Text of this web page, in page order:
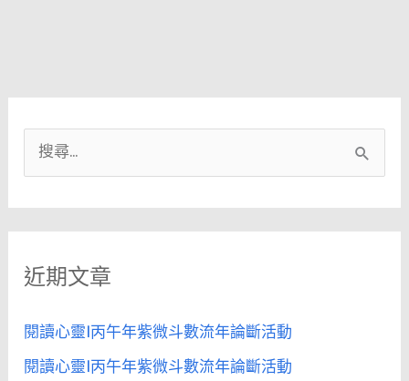
尋
關
字
近期文章
閱讀心靈|丙午年紫微斗數流年論斷活動
閱讀心靈|丙午年紫微斗數流年論斷活動